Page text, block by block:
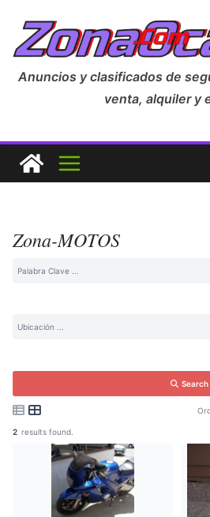
Anuncios y clasificados de
venta, alquiler y
Zona-MOTOS
Search
2 results found.